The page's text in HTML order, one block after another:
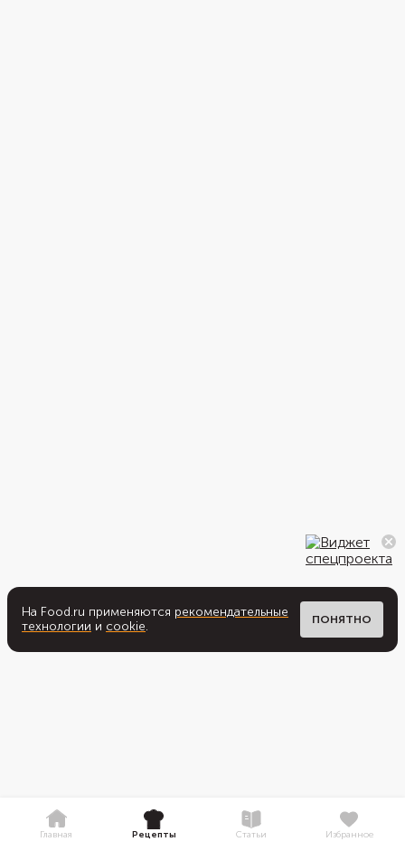
На Food.ru применяются рекомендательные
технологии и cookie. ПОНЯТНО
Главная Рецепты Статьи Избранное